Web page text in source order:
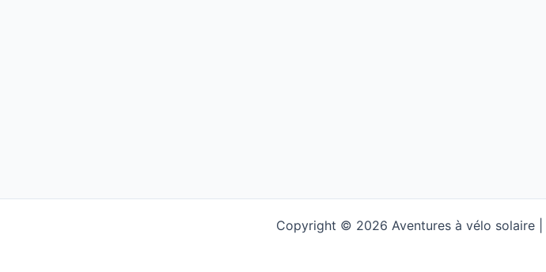
Copyright © 2026 Aventures à vélo solaire